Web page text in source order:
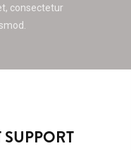
consectetur
SUPPORT